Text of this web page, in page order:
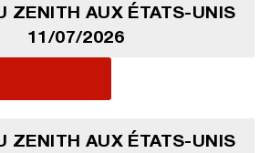
ZENITH AUX ÉTATS-UNIS
11/07/2026
ZENITH AUX ÉTATS-UNIS